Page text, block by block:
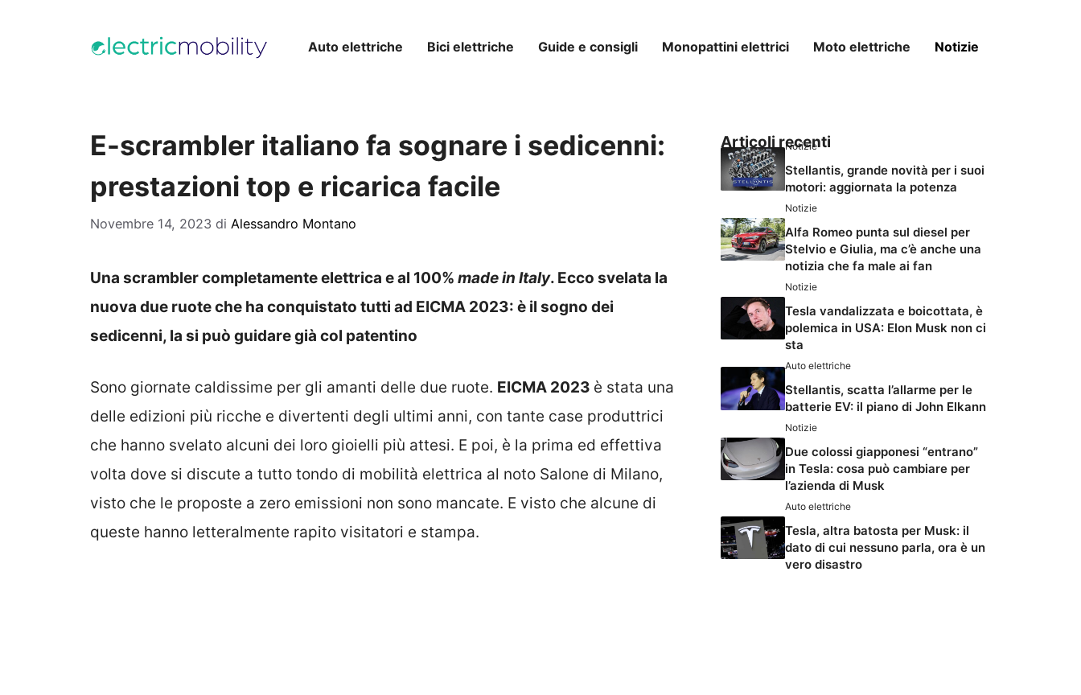
Auto elettriche Bici elettriche Guide e consigli Monopattini elettrici Moto elettriche Notizie
E-scrambler italiano fa sognare i sedicenni:
prestazioni top e ricarica facile
Novembre 14, 2023 di Alessandro Montano
Una scrambler completamente elettrica e al 100% made in Italy. Ecco svelata la
nuova due ruote che ha conquistato tutti ad EICMA 2023: è il sogno dei
sedicenni, la si può guidare già col patentino
Sono giornate caldissime per gli amanti delle due ruote. EICMA 2023 è stata una
delle edizioni più ricche e divertenti degli ultimi anni, con tante case produttrici
che hanno svelato alcuni dei loro gioielli più attesi. E poi, è la prima ed effettiva
volta dove si discute a tutto tondo di mobilità elettrica al noto Salone di Milano,
visto che le proposte a zero emissioni non sono mancate. E visto che alcune di
queste hanno letteralmente rapito visitatori e stampa.
Articoli recenti
Notizie
Stellantis, grande novità per i suoi
motori: aggiornata la potenza
Notizie
Alfa Romeo punta sul diesel per
Stelvio e Giulia, ma c’è anche una
notizia che fa male ai fan
Notizie
Tesla vandalizzata e boicottata, è
polemica in USA: Elon Musk non ci
sta
Auto elettriche
Stellantis, scatta l’allarme per le
batterie EV: il piano di John Elkann
Notizie
Due colossi giapponesi “entrano”
in Tesla: cosa può cambiare per
l’azienda di Musk
Auto elettriche
Tesla, altra batosta per Musk: il
dato di cui nessuno parla, ora è un
vero disastro